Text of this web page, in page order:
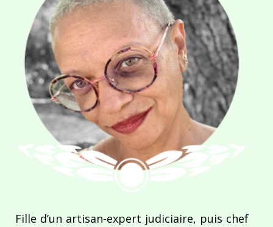
Fille d’un artisan-expert judiciaire, puis chef